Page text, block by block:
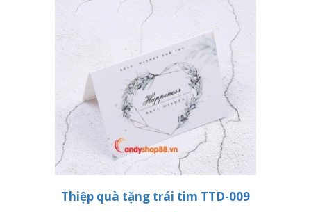
Thiệp quà tặng trái tim TTD-009